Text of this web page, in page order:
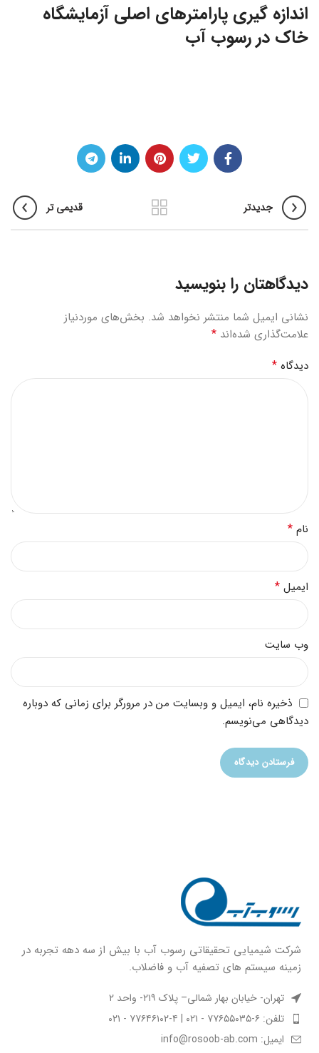
اندازه گیری پارامترهای اصلی آزمایشگاه
خاک در رسوب آب
جدیدتر قدیمی تر
دیدگاهتان را بنویسید
نشانی ایمیل شما منتشر نخواهد شد. بخش‌های موردنیاز
علامت‌گذاری شده‌اند *
دیدگاه *
نام *
ایمیل *
وب‌ سایت
ذخیره نام، ایمیل و وبسایت من در مرورگر برای زمانی که دوباره
دیدگاهی می‌نویسم.
شركت شيميايى تحقیقاتی رسوب آب با بيش از سه دهه تجربه در
زمينه سيستم هاى تصفيه آب و فاضلاب.
تهران- خیابان بهار شمالی– پلاک ۲۱۹- واحد ۲
تلفن: ۶-۷۷۶۵۵۰۳۵ - ۰۲۱ | ۴-۷۷۶۴۶۱۰۲ - ۰۲۱
ایمیل: info@rosoob-ab.com